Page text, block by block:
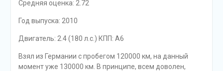
Средняя оценка: 2.72
Год выпуска: 2010
Двигатель: 2.4 (180 л.с.) КПП: A6
Взял из Германии с пробегом 120000 км, на данный
момент уже 130000 км. В принципе, всем доволен,